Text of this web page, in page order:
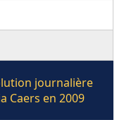
journalière
Caers en 2009